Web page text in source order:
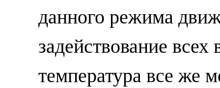
данного режима
задействование
температура все же